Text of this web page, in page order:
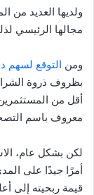
ولديها العديد من
مجالها الرئيسي
ومن التوقع لسهم
بظروف ذروة
أقل من
معروف باسم
أمرًا جيدًا على
قيمة ربحيته إلى